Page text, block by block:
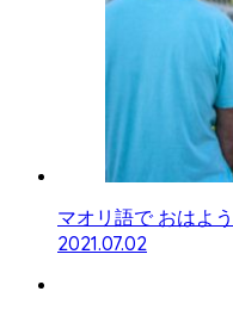
マオリ語で おはよ
2021.07.02